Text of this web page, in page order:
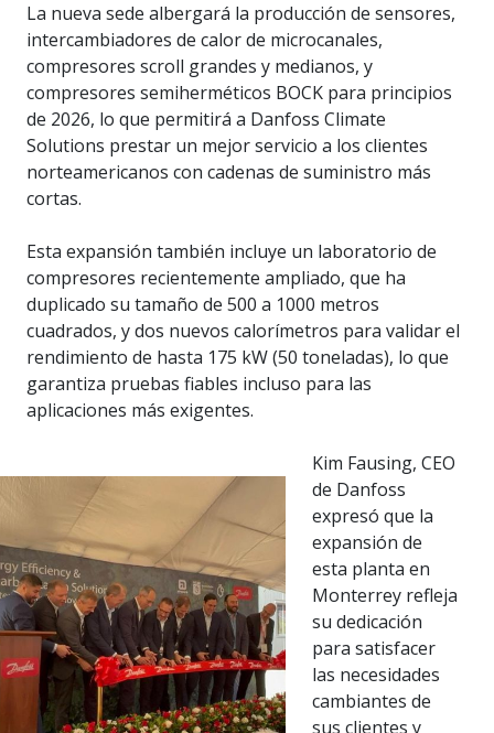
La nueva sede albergará la producción de sensores,
intercambiadores de calor de microcanales,
compresores scroll grandes y medianos, y
compresores semiherméticos BOCK para principios
de 2026, lo que permitirá a Danfoss Climate
Solutions prestar un mejor servicio a los clientes
norteamericanos con cadenas de suministro más
cortas.
Esta expansión también incluye un laboratorio de
compresores recientemente ampliado, que ha
duplicado su tamaño de 500 a 1000 metros
cuadrados, y dos nuevos calorímetros para validar el
rendimiento de hasta 175 kW (50 toneladas), lo que
garantiza pruebas fiables incluso para las
aplicaciones más exigentes.
Kim Fausing, CEO
de Danfoss
expresó que la
expansión de
esta planta en
Monterrey refleja
su dedicación
para satisfacer
las necesidades
cambiantes de
sus clientes y